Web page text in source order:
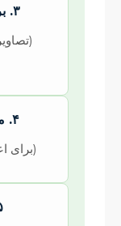
۳. بررسی دسترسی به داده‌ها
۴. مشاوره با اساتید متخصص
(برای
۵.